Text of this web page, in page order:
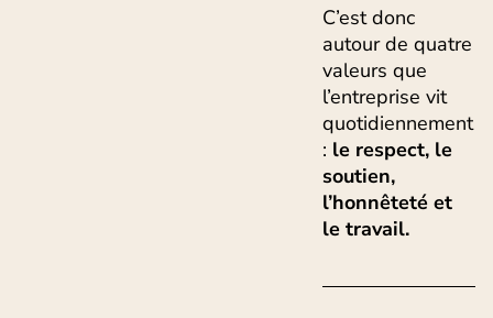
C’est donc
autour de quatre
valeurs que
l’entreprise vit
quotidiennement
: le respect, le
soutien,
l’honnêteté et
le travail.